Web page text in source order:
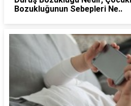
Bozukluğunun Sebepleri Ne..